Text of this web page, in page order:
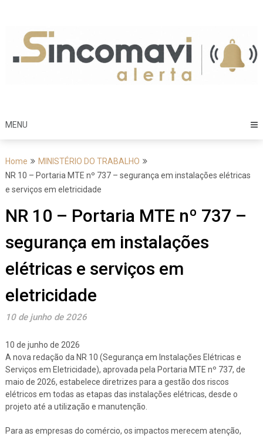
content
MENU
Home
MINISTÉRIO DO TRABALHO
NR 10 – Portaria MTE nº 737 – segurança em instalações elétricas
e serviços em eletricidade
NR 10 – Portaria MTE nº 737 –
segurança em instalações
elétricas e serviços em
eletricidade
10 de junho de 2026
10 de junho de 2026
A nova redação da NR 10 (Segurança em Instalações Elétricas e
Serviços em Eletricidade), aprovada pela Portaria MTE nº 737, de
maio de 2026, estabelece diretrizes para a gestão dos riscos
elétricos em todas as etapas das instalações elétricas, desde o
projeto até a utilização e manutenção.
Para as empresas do comércio, os impactos merecem atenção,